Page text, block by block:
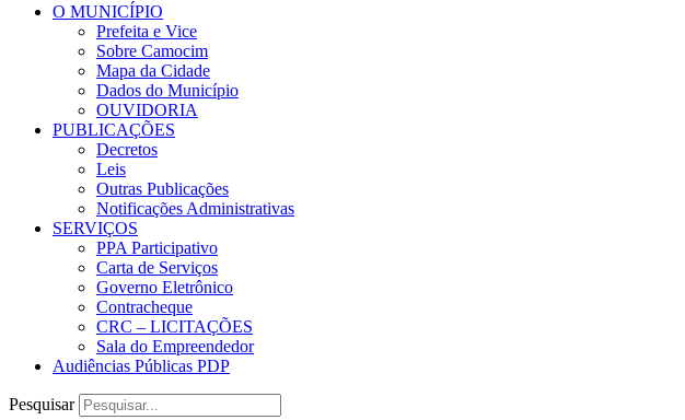
O MUNICÍPIO
Prefeita e Vice
Sobre Camocim
Mapa da Cidade
Dados do Município
OUVIDORIA
PUBLICAÇÕES
Decretos
Leis
Outras Publicações
Notificações Administrativas
SERVIÇOS
PPA Participativo
Carta de Serviços
Governo Eletrônico
Contracheque
CRC – LICITAÇÕES
Sala do Empreendedor
Audiências Públicas PDP
Pesquisar